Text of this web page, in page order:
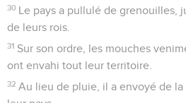
30 Le pays a pullulé de grenouilles,
de leurs rois.
31 Sur son ordre, les mouches
ont envahi tout leur territoire.
32 Au lieu de pluie, il a envoyé de